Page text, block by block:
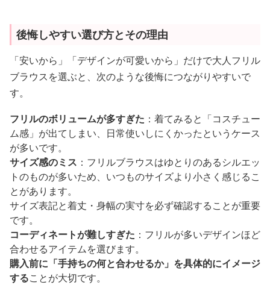
後悔しやすい選び方とその理由
「安いから」「デザインが可愛いから」だけで大人フリル
ブラウスを選ぶと、次のような後悔につながりやすいで
す。
フリルのボリュームが多すぎた ：着てみると「コスチュー
ム感」が出てしまい、日常使いしにくかったというケース
が多いです。
サイズ感のミス ：フリルブラウスはゆとりのあるシルエッ
トのものが多いため、いつものサイズより小さく感じるこ
とがあります。
サイズ表記と着丈・身幅の実寸を必ず確認することが重要
です。
コーディネートが難しすぎた ：フリルが多いデザインほど
合わせるアイテムを選びます。
購入前に「手持ちの何と合わせるか」を具体的にイメージ
することが大切です。